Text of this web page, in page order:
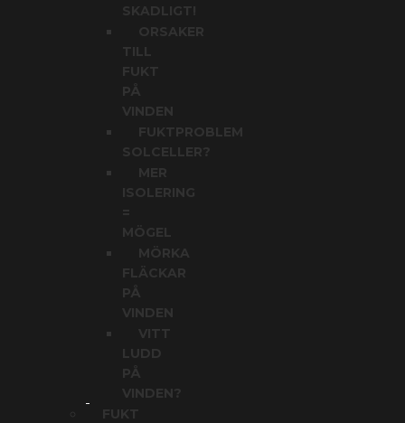
SKADLIGT!
ORSAKER
FUKT
PÅ
VINDEN
FUKTPROBLEM
SOLCELLER?
MER
ISOLERING
MÖGEL
MÖRKA
FLÄCKAR
PÅ
VINDEN
VITT
PÅ
VINDEN?
FUKT